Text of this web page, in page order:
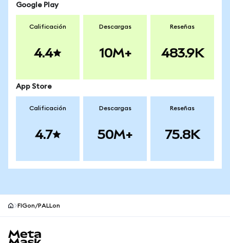
Google Play
Calificación
4.4
Descargas
10M+
Reseñas
483.9K
App Store
Calificación
4.7
Descargas
50M+
Reseñas
75.8K
FIGon/PALLon